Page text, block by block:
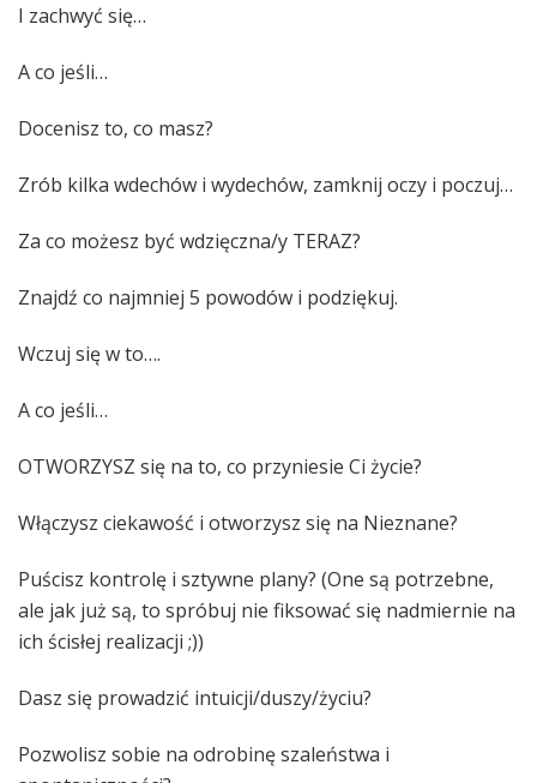
I zachwyć się…
A co jeśli…
Docenisz to, co masz?
Zrób kilka wdechów i wydechów, zamknij oczy i poczuj…
Za co możesz być wdzięczna/y TERAZ?
Znajdź co najmniej 5 powodów i podziękuj.
Wczuj się w to….
A co jeśli…
OTWORZYSZ się na to, co przyniesie Ci życie?
Włączysz ciekawość i otworzysz się na Nieznane?
Puścisz kontrolę i sztywne plany? (One są potrzebne,
ale jak już są, to spróbuj nie fiksować się nadmiernie na
ich ścisłej realizacji ;))
Dasz się prowadzić intuicji/duszy/życiu?
Pozwolisz sobie na odrobinę szaleństwa i